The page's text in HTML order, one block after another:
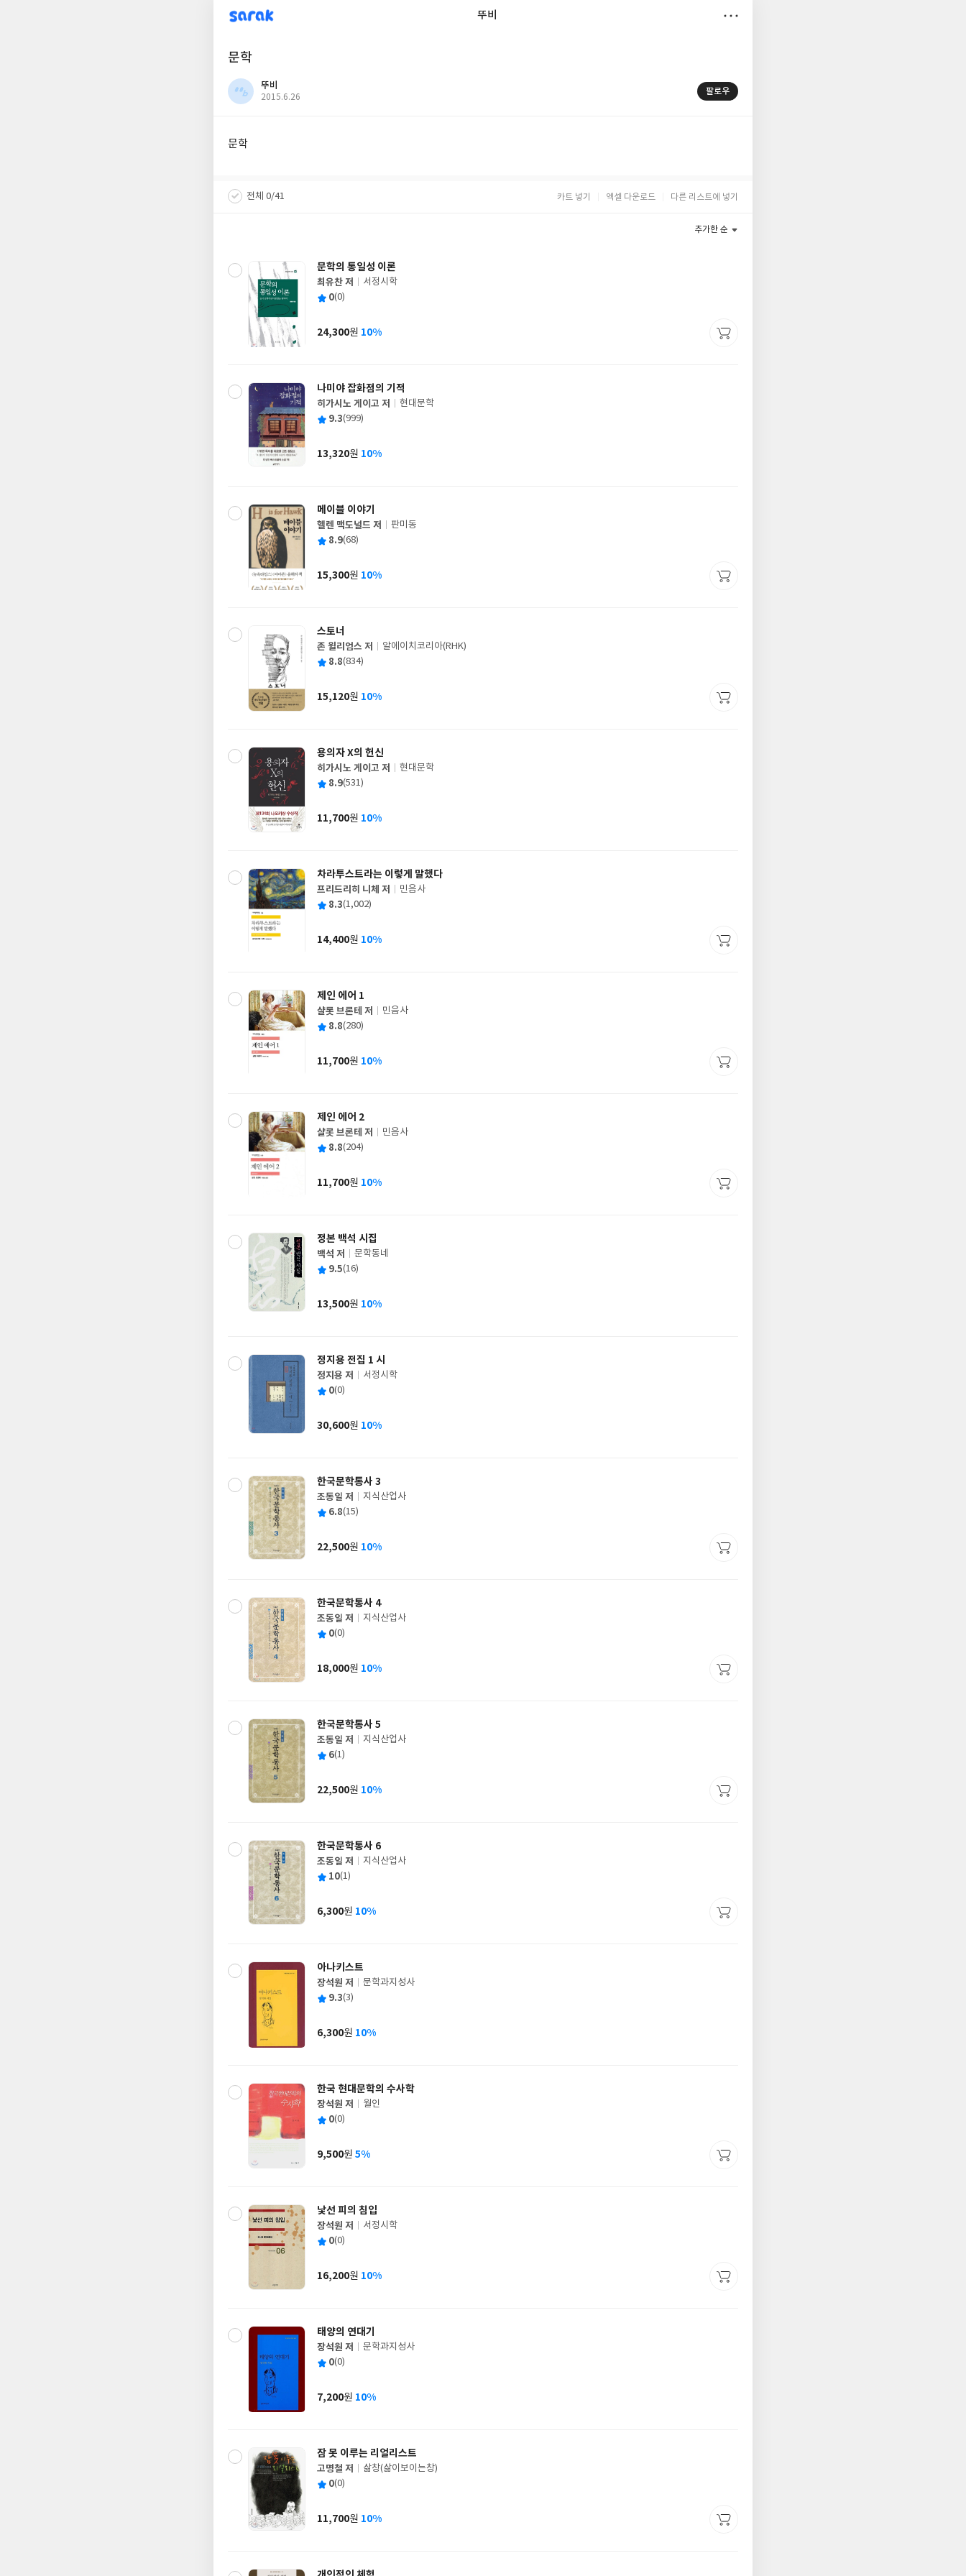
sarak 뚜비
문학
뚜비
작
2015.6.26
팔로우
문학
전체 0/41 카트 넣기 엑셀 다운로드 다른 리스트에 넣기
추가한 순
문학의 통일성 이론
글
쓴
최유찬 저
출
사
서정시학
평 0(0)
가
24,300원 10%
나미야 잡화점의 기적
글
쓴
히가시노 게이고 저
출
사
현대문학
평 9.3(999)
가
13,320원 10%
메이블 이야기
글
쓴
헬렌 맥도널드 저
출
사
판미동
평 8.9(68)
가
15,300원 10%
스토너
글
쓴
존 윌리엄스 저
출
사
알에이치코리아(RHK)
평 8.8(834)
가
15,120원 10%
용의자 X의 헌신
글
쓴
히가시노 게이고 저
출
사
현대문학
평 8.9(531)
가
11,700원 10%
차라투스트라는 이렇게 말했다
글
쓴
프리드리히 니체 저
출
사
민음사
평 8.3(1,002)
가
14,400원 10%
제인 에어 1
글
쓴
샬롯 브론테 저
출
사
민음사
평 8.8(280)
가
11,700원 10%
제인 에어 2
글
쓴
샬롯 브론테 저
출
사
민음사
평 8.8(204)
가
11,700원 10%
정본 백석 시집
글
쓴
백석 저
출
사
문학동네
평 9.5(16)
가
13,500원 10%
정지용 전집 1 시
글
쓴
정지용 저
출
사
서정시학
평 0(0)
가
30,600원 10%
한국문학통사 3
글
쓴
조동일 저
출
사
지식산업사
평 6.8(15)
가
22,500원 10%
한국문학통사 4
글
쓴
조동일 저
출
사
지식산업사
평 0(0)
가
18,000원 10%
한국문학통사 5
글
쓴
조동일 저
출
사
지식산업사
평 6(1)
가
22,500원 10%
한국문학통사 6
글
쓴
조동일 저
출
사
지식산업사
평 10(1)
가
6,300원 10%
아나키스트
글
쓴
장석원 저
출
사
문학과지성사
평 9.3(3)
가
6,300원 10%
한국 현대문학의 수사학
글
쓴
장석원 저
출
사
월인
평 0(0)
가
9,500원 5%
낯선 피의 침입
글
쓴
장석원 저
출
사
서정시학
평 0(0)
가
16,200원 10%
태양의 연대기
글
쓴
장석원 저
출
사
문학과지성사
평 0(0)
가
7,200원 10%
잠 못 이루는 리얼리스트
글
쓴
고명철 저
출
사
삶창(삶이보이는창)
평 0(0)
가
11,700원 10%